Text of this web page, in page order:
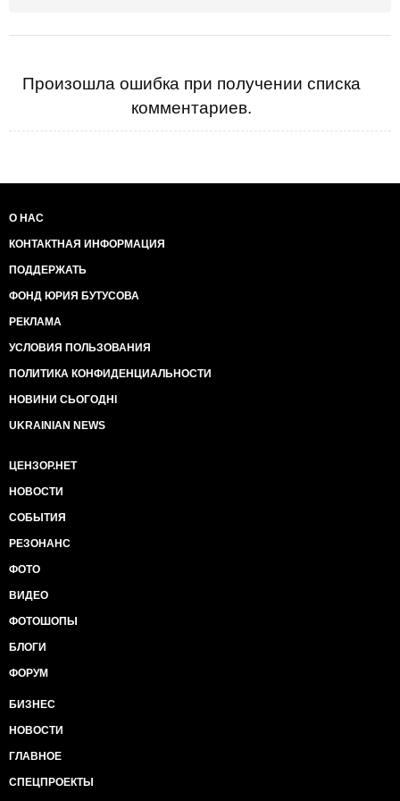
Произошла ошибка при получении списка
комментариев.
О НАС
КОНТАКТНАЯ ИНФОРМАЦИЯ
ПОДДЕРЖАТЬ
ФОНД ЮРИЯ БУТУСОВА
РЕКЛАМА
УСЛОВИЯ ПОЛЬЗОВАНИЯ
ПОЛИТИКА КОНФИДЕНЦИАЛЬНОСТИ
НОВИНИ СЬОГОДНІ
UKRAINIAN NEWS
ЦЕНЗОР.НЕТ
НОВОСТИ
СОБЫТИЯ
РЕЗОНАНС
ФОТО
ВИДЕО
ФОТОШОПЫ
БЛОГИ
ФОРУМ
БИЗНЕС
НОВОСТИ
ГЛАВНОЕ
СПЕЦПРОЕКТЫ